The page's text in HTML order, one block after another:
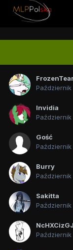
Październik
Invidia
Październik
Gość
Październik
Burry
Październik
Sakitta
Październik
Październik